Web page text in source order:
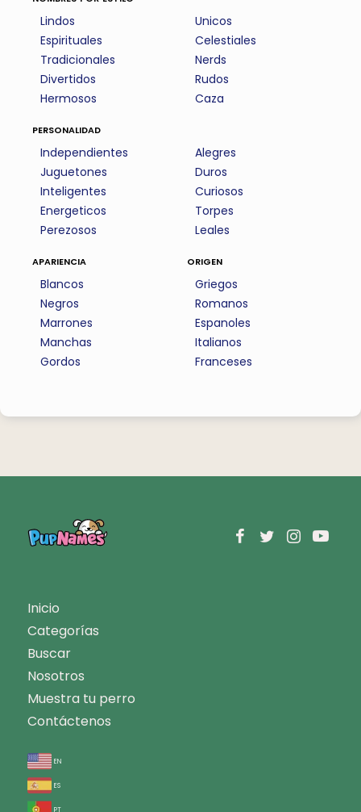
Lindos
Espirituales
Tradicionales
Divertidos
Hermosos
Unicos
Celestiales
Nerds
Rudos
Caza
personalidad
Independientes
Juguetones
Inteligentes
Energeticos
Perezosos
Alegres
Duros
Curiosos
Torpes
Leales
apariencia
Blancos
Negros
Marrones
Manchas
Gordos
origen
Griegos
Romanos
Espanoles
Italianos
Franceses
Inicio
Categorías
Buscar
Nosotros
Muestra tu perro
Contáctenos
en
es
pt